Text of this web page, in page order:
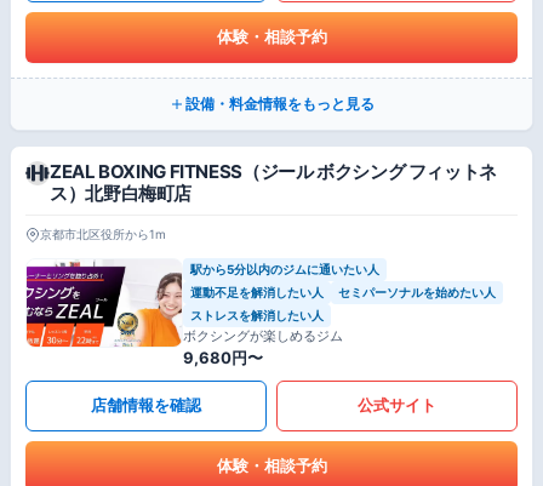
体験・相談予約
設備・料金情報をもっと見る
ZEAL BOXING FITNESS（ジール ボクシング フィットネ
ス）北野白梅町店
京都市北区役所から1m
駅から5分以内のジムに通いたい人
運動不足を解消したい人
セミパーソナルを始めたい人
ストレスを解消したい人
ボクシングが楽しめるジム
9,680円〜
店舗情報を確認 公式サイト
体験・相談予約